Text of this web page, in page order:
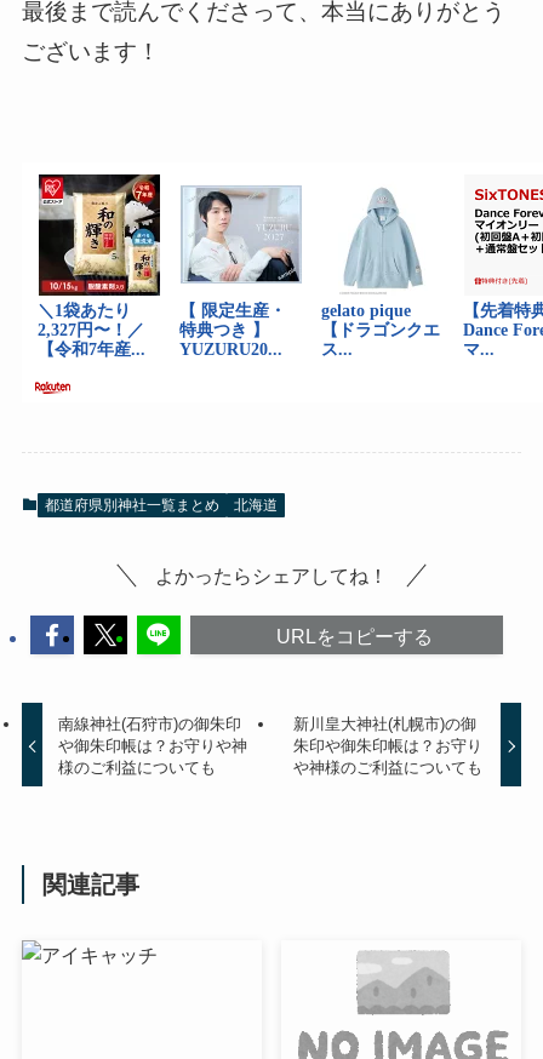
最後まで読んでくださって、本当にありがとう
ございます！
都道府県別神社一覧まとめ 北海道
よかったらシェアしてね！
URLをコピーする
南線神社(石狩市)の御朱印
や御朱印帳は？お守りや神
様のご利益についても
新川皇大神社(札幌市)の御
朱印や御朱印帳は？お守り
や神様のご利益についても
関連記事